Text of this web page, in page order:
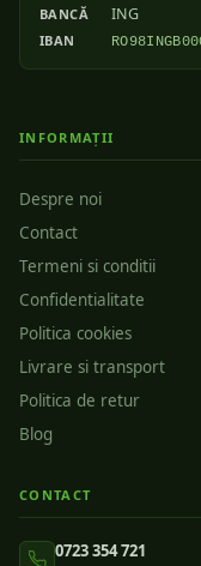
BANCĂ ING
IBAN
INFORMAȚII
Despre noi
Contact
Termeni si conditii
Confidentialitate
Politica cookies
Livrare si transport
Politica de retur
Blog
CONTACT
0723 354 721